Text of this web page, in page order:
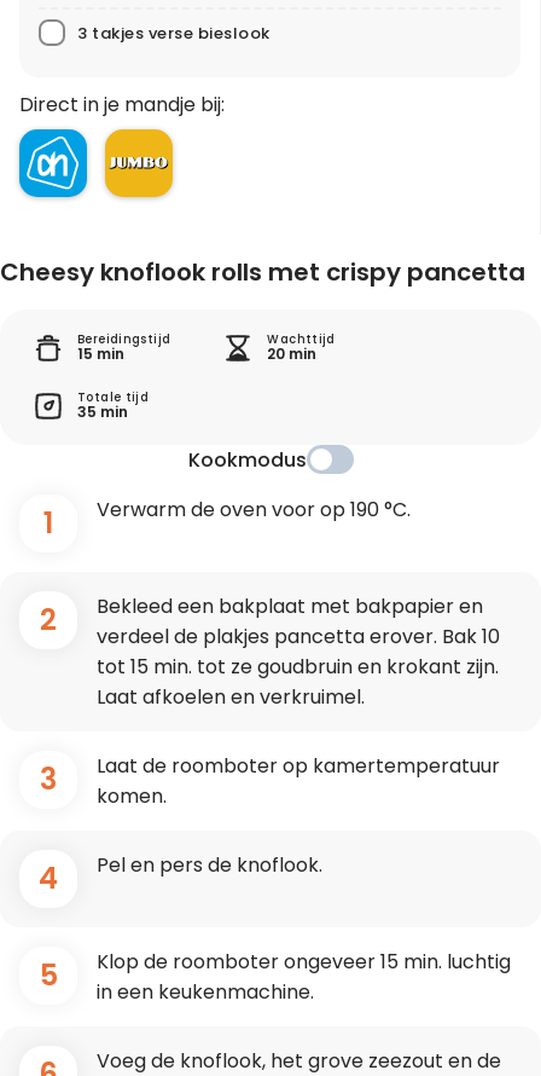
3 takjes verse bieslook
Direct in je mandje bij:
Cheesy knoflook rolls met crispy pancetta
Bereidingstijd
15 min
Wachttijd
20 min
Totale tijd
35 min
Kookmodus
1 Verwarm de oven voor op 190 °C.
2
Bekleed een bakplaat met bakpapier en
verdeel de plakjes pancetta erover. Bak 10
tot 15 min. tot ze goudbruin en krokant zijn.
Laat afkoelen en verkruimel.
3
Laat de roomboter op kamertemperatuur
komen.
4 Pel en pers de knoflook.
5
Klop de roomboter ongeveer 15 min. luchtig
in een keukenmachine.
Voeg de knoflook, het grove zeezout en de